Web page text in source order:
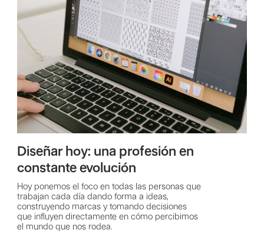
Diseñar hoy: una profesión en
constante evolución
Hoy ponemos el foco en todas las personas que
trabajan cada día dando forma a ideas,
construyendo marcas y tomando decisiones
que influyen directamente en cómo percibimos
el mundo que nos rodea.